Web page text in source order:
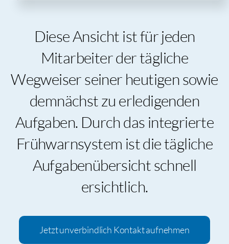
Diese Ansicht ist für jeden
Mitarbeiter der tägliche
Wegweiser seiner heutigen sowie
demnächst zu erledigenden
Aufgaben. Durch das integrierte
Frühwarnsystem ist die tägliche
Aufgabenübersicht schnell
ersichtlich.
Jetzt unverbindlich Kontakt aufnehmen